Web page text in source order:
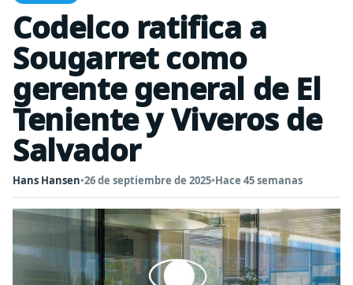
Codelco ratifica a
Sougarret como
gerente general de El
Teniente y Viveros de
Salvador
Hans Hansen•26 de septiembre de 2025•Hace 45 semanas